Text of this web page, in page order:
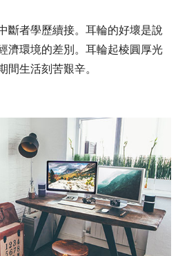
斷者學歷續接。耳輪的好壞是說
濟環境的差別。耳輪起棱圓厚光
間生活刻苦艱辛。